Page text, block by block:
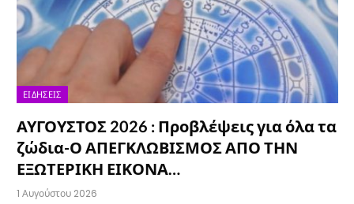
ΕΙΔΉΣΕΙΣ
ΑΥΓΟΥΣΤΟΣ 2026 : Προβλέψεις για όλα τα
ζώδια-Ο ΑΠΕΓΚΛΩΒΙΣΜΟΣ ΑΠΟ ΤΗΝ
ΕΞΩΤΕΡΙΚΗ ΕΙΚΟΝΑ…
1 Αυγούστου 2026